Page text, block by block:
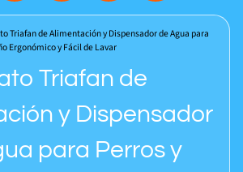
Triafan de Alimentación y Dispensador de Agua para
Ergonómico y Fácil de Lavar
Triafan de
y Dispensador
para Perros y